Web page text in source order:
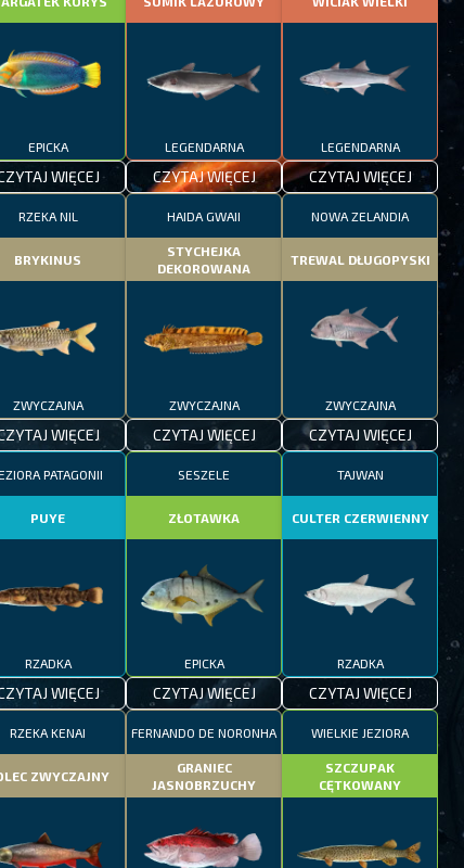
EPICKA
WIĘCEJ
LEGENDARNA
CZYTAJ WIĘCEJ
LEGENDARNA
CZYTAJ WIĘCEJ
RZEKA NIL
BRYKINUS
ZWYCZAJNA
WIĘCEJ
HAIDA GWAII
STYCHEJKA
DEKOROWANA
ZWYCZAJNA
CZYTAJ WIĘCEJ
NOWA ZELANDIA
TREWAL DŁUGOPYSKI
ZWYCZAJNA
CZYTAJ WIĘCEJ
PATAGONII
PUYE
RZADKA
WIĘCEJ
SESZELE
ZŁOTAWKA
EPICKA
CZYTAJ WIĘCEJ
TAJWAN
CULTER CZERWIENNY
RZADKA
CZYTAJ WIĘCEJ
RZEKA KENAI
ZWYCZAJNY
FERNANDO DE NORONHA
GRANIEC
JASNOBRZUCHY
WIELKIE JEZIORA
SZCZUPAK
CĘTKOWANY